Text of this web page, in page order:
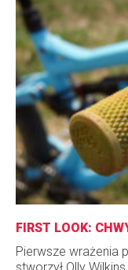
FIRST LOOK:
Pierwsze wrażenia